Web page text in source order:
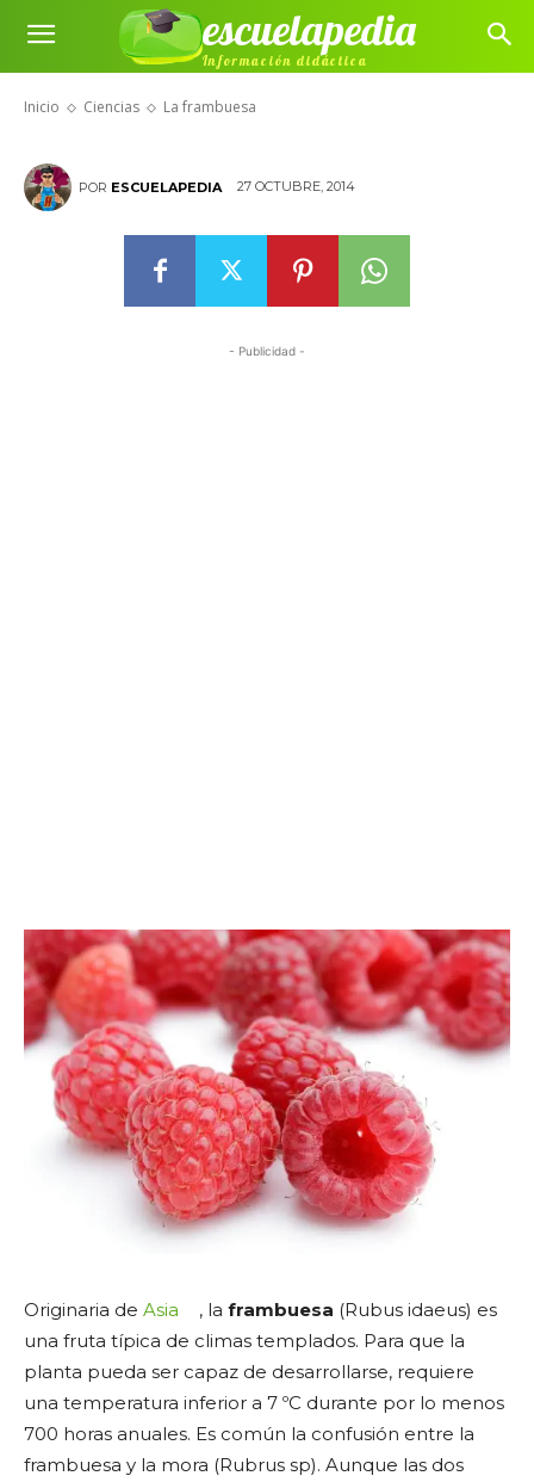
escuelapedia
Información didáctica
Inicio Ciencias La frambuesa
La frambuesa
POR ESCUELAPEDIA 27 OCTUBRE, 2014
- Publicidad -
Originaria de Asia , la frambuesa (Rubus idaeus) es
una fruta típica de climas templados. Para que la
planta pueda ser capaz de desarrollarse, requiere
una temperatura inferior a 7 ºC durante por lo menos
700 horas anuales. Es común la confusión entre la
frambuesa y la mora (Rubrus sp). Aunque las dos